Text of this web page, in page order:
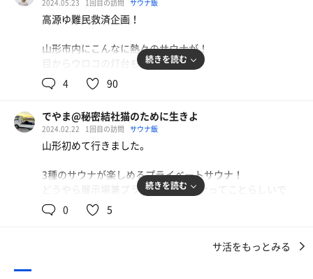
外に薪サウナ、中にドライサウナとスチームサウナの3種
類も楽しむことが出来る！
いと言うことでおかのした💪
Bluetoothスピーカーで好きな音楽(ブランキーやミッシェ
ル)を垂れ流し🎵
まずはスチームサウナ。室内が見えなくなるほど上質なス
チームあちあち🥰
そこからドライサウナも雰囲気よし👍こんな小さいサウナ
シャワーは頭から被れるので気持ちよく水風呂も外気欲も
あり気持ちいい。生憎の雨模様だが雨に打たれる外気欲も
堪能出来て2倍楽しめてラッキー😎
この薪サウナがかるまるのケロサウナにそっくり👍
2024.05.23 1回目の訪問 サウナ飯
高源ゆ難民救済企画！
山形市内にこんなに熱々のサウナが！
目からウロコの灯台もとくらし
6月より一部再開決まりましたが
今のうちに出来る事をやろう(^O^)／活動
蔵王も西川月山も長井も米沢キャンプ場も
そのショールームで蔵王仲間達と水曜日サ活
洗体しながら体を暖めお向かいの室内サウナ
続きを読む
4 90
でやま@秘密結社猫のために生きよ
2024.02.22 1回目の訪問 サウナ飯
山形初めて行きました。
3種のサウナが楽しめるプライベートサウナ！
どうやら展示場兼プライベートサウナってことらしいで
す。
金と場所さえあればこのサウナ自宅に置ける。
続きを読む
0 5
サ活をもっとみる